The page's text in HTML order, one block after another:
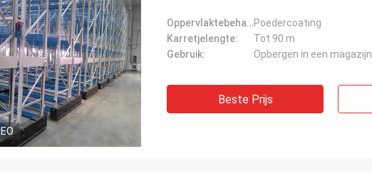
Oppervlaktebehandeling:Poedercoating
Karretjelengte:
Tot 90 m
Gebruik:
Opbergen in een magazijn
Beste Prijs